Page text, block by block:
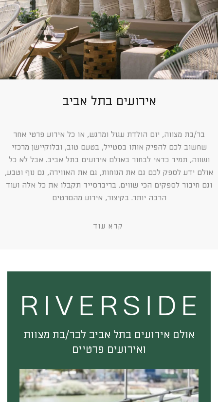
אירועים בתל אביב
בר/בת מצווה, יום הולדת עגול ומרגש, או כל אירוע פרטי אחר
שחשוב לכם להפיק אותו בסטייל, בטעם טוב, ובלוקיישן מרכזי
ושווה, תמיד כדאי לבחור באולם אירועים בתל אביב. אבל לא כל
אולם ידע לספק לכם גם את הנוחות, גם את האווירה, גם נוף וטבע,
וגם חיבור לספקים הכי שווים. בריברסייד תקבלו את כל אלה ועוד
הרבה יותר. בקיצור, אירוע מהסרטים
קרא עוד
אולם אירועים בתל אביב לבר/בת מצוות
ואירועים פרטיים